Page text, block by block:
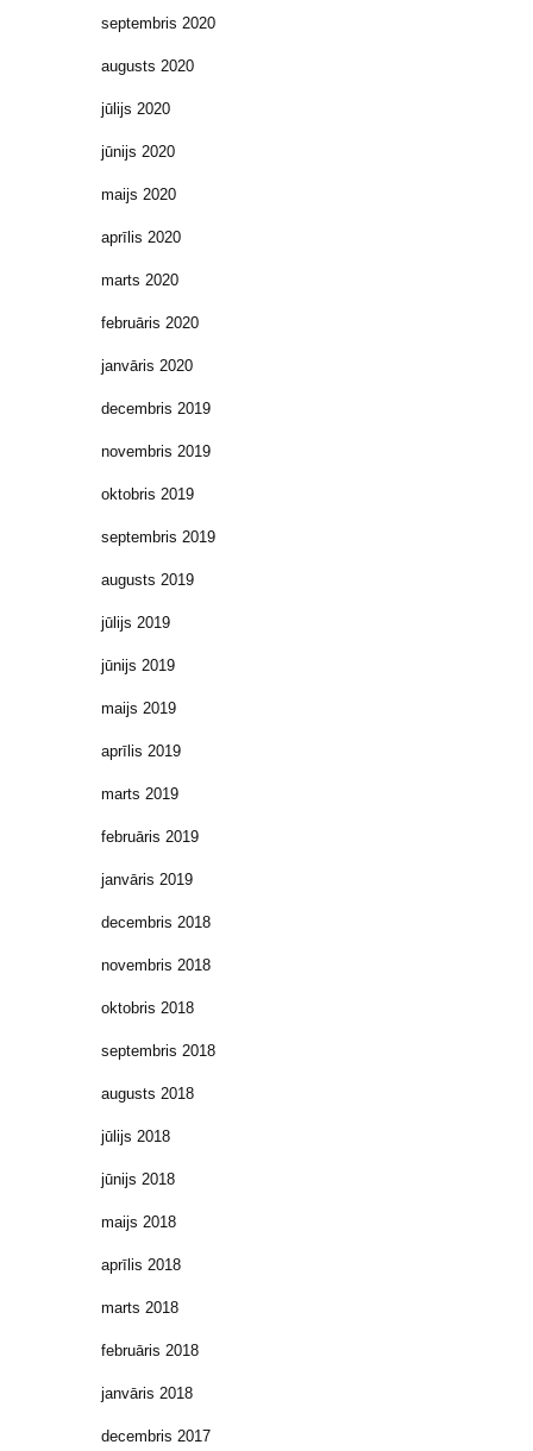
septembris 2020
augusts 2020
jūlijs 2020
jūnijs 2020
maijs 2020
aprīlis 2020
marts 2020
februāris 2020
janvāris 2020
decembris 2019
novembris 2019
oktobris 2019
septembris 2019
augusts 2019
jūlijs 2019
jūnijs 2019
maijs 2019
aprīlis 2019
marts 2019
februāris 2019
janvāris 2019
decembris 2018
novembris 2018
oktobris 2018
septembris 2018
augusts 2018
jūlijs 2018
jūnijs 2018
maijs 2018
aprīlis 2018
marts 2018
februāris 2018
janvāris 2018
decembris 2017